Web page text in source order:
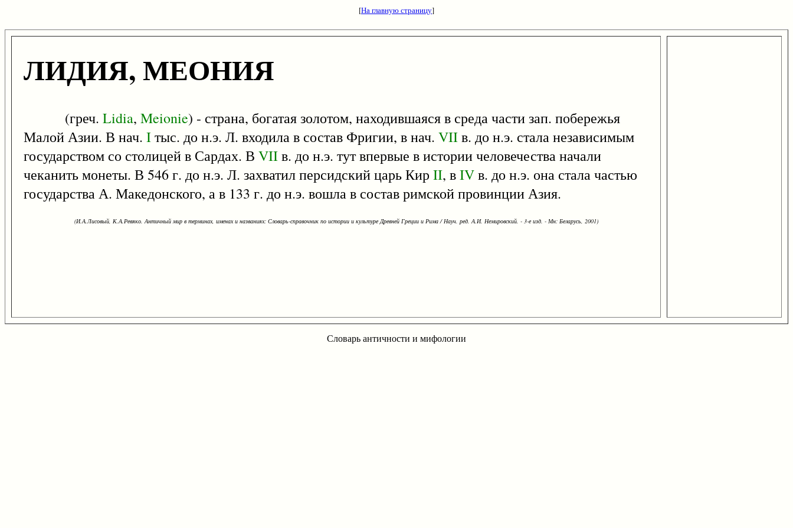
[На главную страницу]
ЛИДИЯ, МЕОНИЯ
(греч. Lidia, Meionie) - страна, богатая золотом, находившаяся в среда части зап. побережья
Малой Азии. В нач. Iтыс. до н.э. Л. входила в состав Фригии, в нач. VIIв. до н.э. стала независимым
государством со столицей в Сардах. В VIIв. до н.э. тут впервые в истории человечества начали
чеканить монеты. В 546 г. до н.э. Л. захватил персидский царь Кир II, вIVв. до н.э. она стала частью
государства А. Македонского, а в 133 г. до н.э. вошла в состав римской провинции Азия.
(И.А.Лисовый, К.А.Ревяко. Античный мир в терминах, именах и названиях: Словарь-справочник по истории и культуре Древней Греции и Рима / Науч. ред. А.И. Немировский. - 3-е изд. - Мн: Беларусь, 2001)
Словарь античности и мифологии